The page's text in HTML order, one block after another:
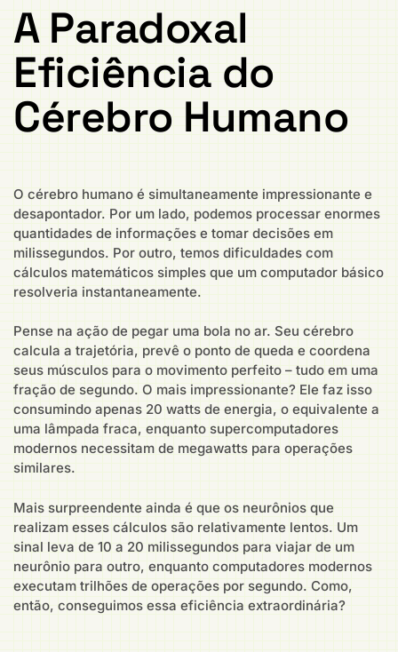
A Paradoxal
Eficiência do
Cérebro Humano
O cérebro humano é simultaneamente impressionante e
desapontador. Por um lado, podemos processar enormes
quantidades de informações e tomar decisões em
milissegundos. Por outro, temos dificuldades com
cálculos matemáticos simples que um computador básico
resolveria instantaneamente.
Pense na ação de pegar uma bola no ar. Seu cérebro
calcula a trajetória, prevê o ponto de queda e coordena
seus músculos para o movimento perfeito – tudo em uma
fração de segundo. O mais impressionante? Ele faz isso
consumindo apenas 20 watts de energia, o equivalente a
uma lâmpada fraca, enquanto supercomputadores
modernos necessitam de megawatts para operações
similares.
Mais surpreendente ainda é que os neurônios que
realizam esses cálculos são relativamente lentos. Um
sinal leva de 10 a 20 milissegundos para viajar de um
neurônio para outro, enquanto computadores modernos
executam trilhões de operações por segundo. Como,
então, conseguimos essa eficiência extraordinária?